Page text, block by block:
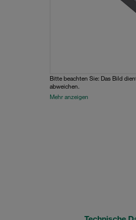
Bitte beachten Sie: Das Bild
abweichen.
Mehr anzeigen